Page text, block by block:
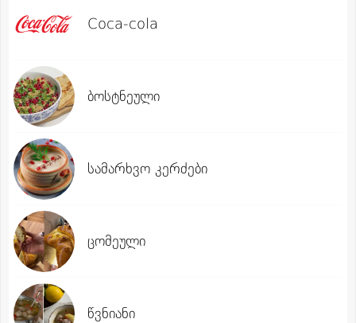
Coca-cola
ბოსტნეული
სამარხვო კერძები
ცომეული
წვნიანი